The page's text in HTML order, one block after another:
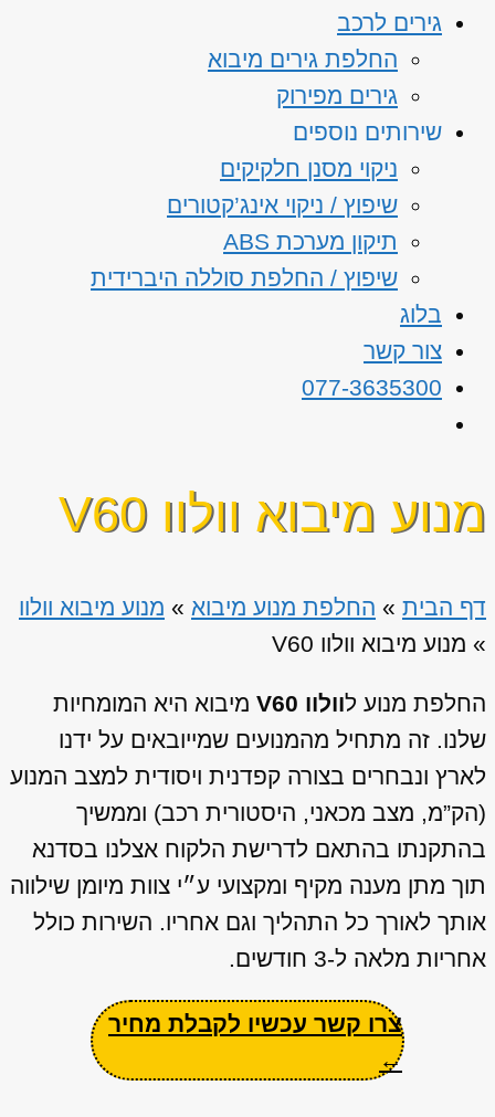
גירים לרכב
החלפת גירים מיבוא
גירים מפירוק
שירותים נוספים
ניקוי מסנן חלקיקים
שיפוץ / ניקוי אינג’קטורים
תיקון מערכת ABS
שיפוץ / החלפת סוללה היברידית
בלוג
צור קשר
077-3635300
מנוע מיבוא וולוו V60
דף הבית » החלפת מנוע מיבוא » מנוע מיבוא וולוו
» מנוע מיבוא וולוו V60
החלפת מנוע לוולוו V60
מיבוא היא המומחיות
שלנו. זה מתחיל מהמנועים שמייובאים על ידנו
לארץ ונבחרים בצורה קפדנית ויסודית למצב המנוע
(הק”מ, מצב מכאני, היסטורית רכב) וממשיך
בהתקנתו בהתאם לדרישת הלקוח אצלנו בסדנא
תוך מתן מענה מקיף ומקצועי ע״י צוות מיומן שילווה
אותך לאורך כל התהליך וגם אחריו. השירות כולל
אחריות מלאה ל-3 חודשים.
צרו קשר עכשיו לקבלת מחיר
←